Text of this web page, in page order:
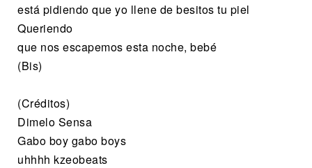
está pidiendo que yo llene de besitos tu piel
Queriendo
que nos escapemos esta noche, bebé
(Bis)
(Créditos)
Dimelo Sensa
Gabo boy gabo boys
uhhhh kzeobeats